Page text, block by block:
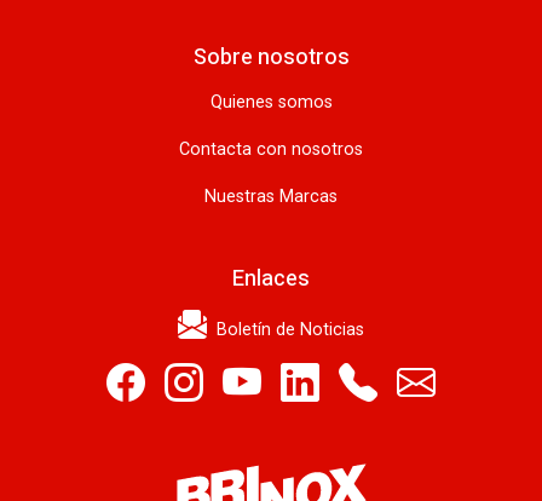
Sobre nosotros
Quienes somos
Contacta con nosotros
Nuestras Marcas
Enlaces
Boletín de Noticias